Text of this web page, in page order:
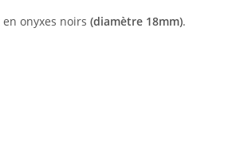
onyxes noirs (diamètre 18mm).